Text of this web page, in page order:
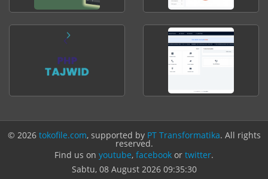
© 2026 tokofile.com, supported by PT Transformatika. All rights
reserved.
Find us on youtube, facebook or twitter.
Sabtu, 08 August 2026 09:35:30